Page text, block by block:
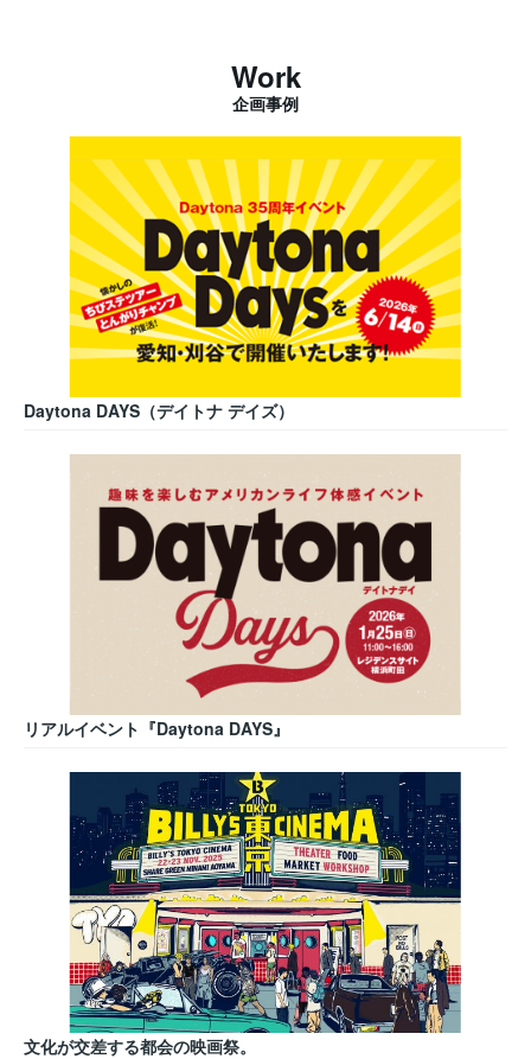
Work
企画事例
Daytona DAYS（デイトナ デイズ）
リアルイベント『Daytona DAYS』
文化が交差する都会の映画祭。